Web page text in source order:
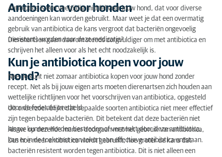
Kun je antibiotica kopen voor jouw hond?
Bijwerkingen van antibiotica voor honden
Hoe snel werkt antibiotica bij een hond?
Wees consistent met het geven van de medicatie!
Soorten antibiotica voor honden
Het tegengaan van antibioticaresistentie
Antibioticabeleid van AniCura
Pdf's - antibioticabeleid voor dierenartsen
Antibiotica voor honden
Antibiotica is een veelzijdig middel voor jouw hond, dat voor diverse
aandoeningen kan worden gebruikt. Maar weet je dat een overmatig
gebruik van antibiotica de kans vergroot dat bacteriën ongevoelig
(resistent) worden voor deze medicatie?
Dierenartsen gaan daarom steeds zorgvuldiger om met antibiotica en
schrijven het alleen voor als het echt noodzakelijk is.
Kun je antibiotica kopen voor jouw
hond?
Nee, je kunt niet zomaar antibiotica kopen voor jouw hond zonder
recept. Net als bij jouw eigen arts moeten dierenartsen zich houden aan
wettelijke richtlijnen voor het voorschrijven van antibiotica, opgesteld
door de federale overheid.
Uit onderzoek blijkt dat bepaalde soorten antibiotica niet meer effectief
zijn tegen bepaalde bacteriën. Dit betekent dat deze bacteriën niet
langer kunnen worden bestreden of verzwakt door deze antibiotica.
Als we op dezelfde manier doorgaan met het gebruik van antibiotica,
kan er in de toekomst een tekort aan effectieve antibiotica ontstaan.
Dus hoe meer antibiotica wordt gebruikt, hoe groter de kans dat
bacteriën resistent worden tegen antibiotica. Dit is niet alleen een